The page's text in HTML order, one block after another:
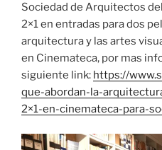
Sociedad de Arquitectos
2×1 en entradas para dos
arquitectura y las artes
en Cinemateca, por mas
siguiente link: https://
que-abordan-la-
2×1-en-cinemateca-para-